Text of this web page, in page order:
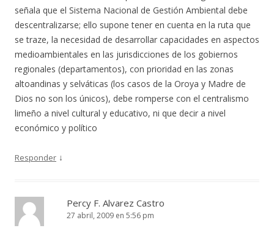
señala que el Sistema Nacional de Gestión Ambiental debe
descentralizarse; ello supone tener en cuenta en la ruta que
se traze, la necesidad de desarrollar capacidades en aspectos
medioambientales en las jurisdicciones de los gobiernos
regionales (departamentos), con prioridad en las zonas
altoandinas y selváticas (los casos de la Oroya y Madre de
Dios no son los únicos), debe romperse con el centralismo
limeño a nivel cultural y educativo, ni que decir a nivel
económico y político
Responder ↓
Percy F. Alvarez Castro
27 abril, 2009 en 5:56 pm